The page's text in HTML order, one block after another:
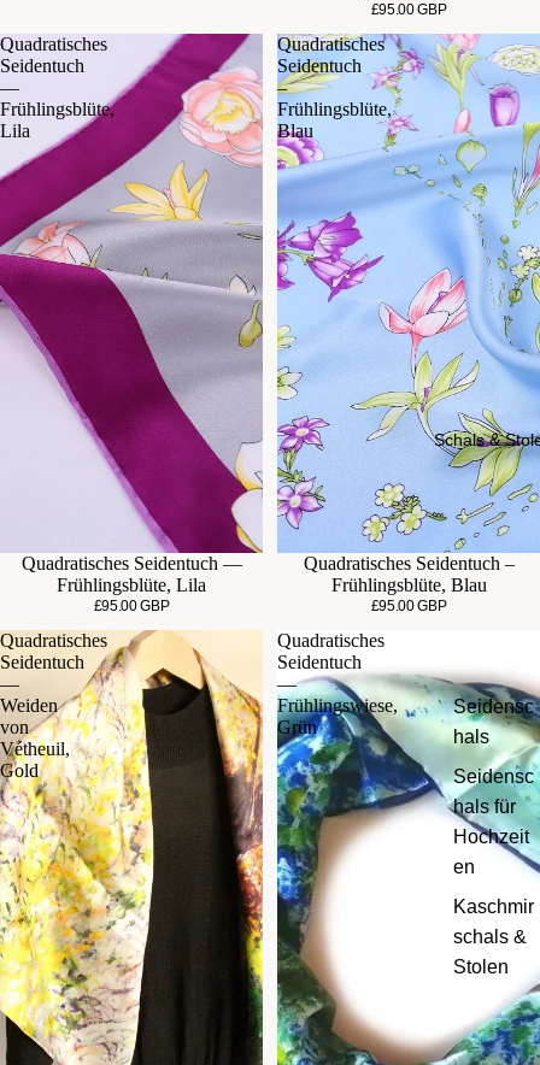
Schals &
Seidensc
hals
Seidensc
hals für
Hochzeit
en
Kaschmir
schals &
Stolen
£95.00 GBP
Quadratisches
Seidentuch
—
Frühlingsblüte,
Lila
Quadratisches Seidentuch —
Frühlingsblüte, Lila
£95.00 GBP
Quadratisches
Seidentuch
–
Frühlingsblüte,
Blau
Quadratisches Seidentuch –
Frühlingsblüte, Blau
£95.00 GBP
Quadratisches
Seidentuch
—
Weiden
von
Vétheuil,
Gold
Quadratisches
Seidentuch
—
Frühlingswiese,
Grün